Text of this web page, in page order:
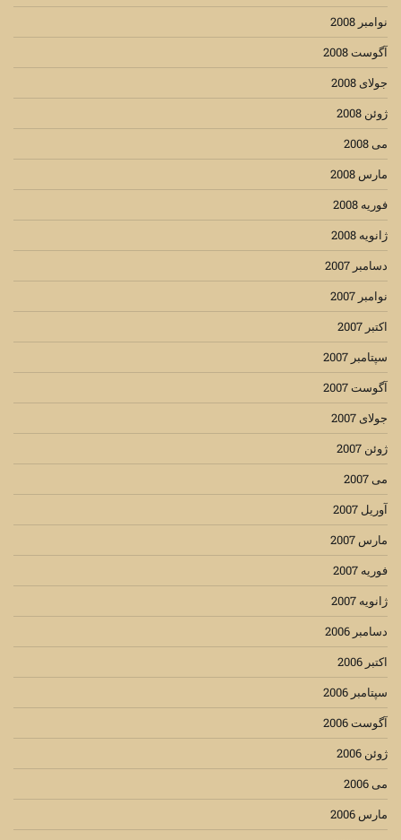
نوامبر 2008
آگوست 2008
جولای 2008
ژوئن 2008
می 2008
مارس 2008
فوریه 2008
ژانویه 2008
دسامبر 2007
نوامبر 2007
اکتبر 2007
سپتامبر 2007
آگوست 2007
جولای 2007
ژوئن 2007
می 2007
آوریل 2007
مارس 2007
فوریه 2007
ژانویه 2007
دسامبر 2006
اکتبر 2006
سپتامبر 2006
آگوست 2006
ژوئن 2006
می 2006
مارس 2006